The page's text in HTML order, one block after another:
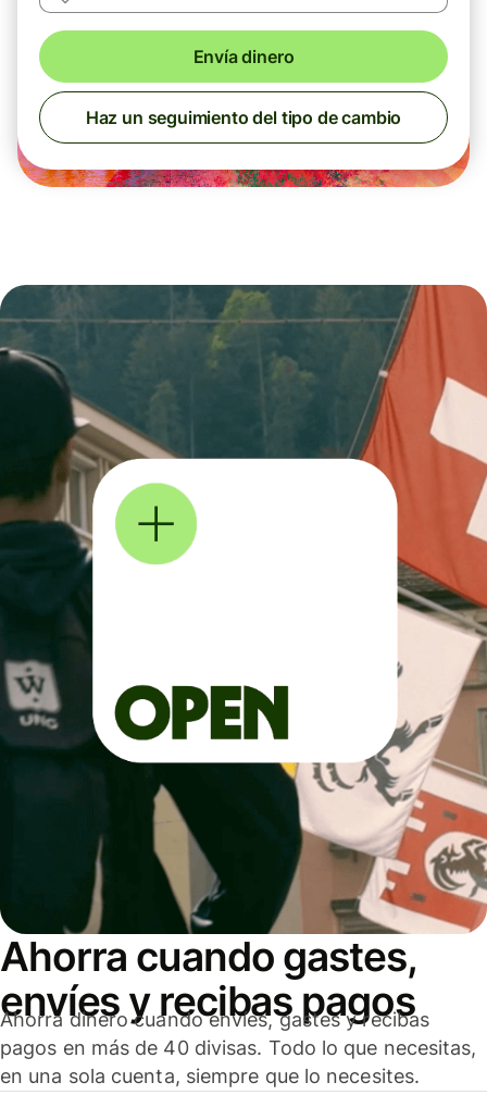
Envía dinero
Haz un seguimiento del tipo de cambio
Ahorra cuando gastes,
envíes y recibas pagos
Ahorra dinero cuando envíes, gastes y recibas
pagos en más de 40 divisas. Todo lo que necesitas,
en una sola cuenta, siempre que lo necesites.